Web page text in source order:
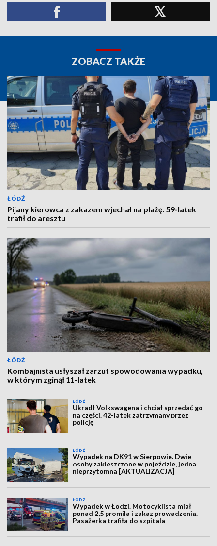
ZOBACZ TAKŻE
ŁÓDŹ
Pijany kierowca z zakazem wjechał na plażę. 59-latek
trafił do aresztu
ŁÓDŹ
Kombajnista usłyszał zarzut spowodowania wypadku,
w którym zginął 11-latek
ŁÓDŹ
Ukradł Volkswagena i chciał sprzedać go
na części. 42-latek zatrzymany przez
policję
ŁÓDŹ
Wypadek na DK91 w Sierpowie. Dwie
osoby zakleszczone w pojeździe, jedna
nieprzytomna [AKTUALIZACJA]
ŁÓDŹ
Wypadek w Łodzi. Motocyklista miał
ponad 2,5 promila i zakaz prowadzenia.
Pasażerka trafiła do szpitala